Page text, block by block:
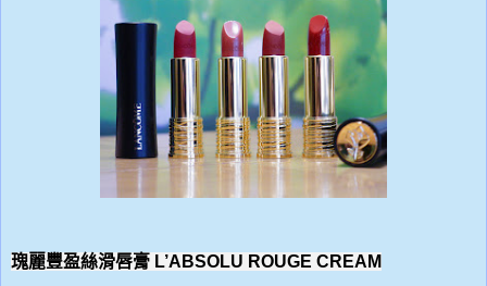
瑰麗豐盈絲滑唇膏 L’ABSOLU ROUGE CREAM